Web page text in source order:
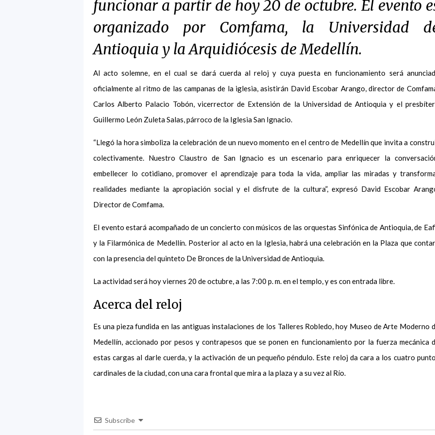
funcionar a partir de hoy 20 de octubre. El evento
organizado por Comfama, la Universidad
Antioquia y la Arquidiócesis de Medellín.
Al acto solemne, en el cual se dará cuerda al reloj y cuya puesta en funcionamiento será
oficialmente al ritmo de las campanas de la iglesia, asistirán David Escobar Arango, director de
Carlos Alberto Palacio Tobón, vicerrector de Extensión de la Universidad de Antioquia y el
Guillermo León Zuleta Salas, párroco de la Iglesia San Ignacio.
“Llegó la hora simboliza la celebración de un nuevo momento en el centro de Medellín que invita a
colectivamente. Nuestro Claustro de San Ignacio es un escenario para enriquecer la
embellecer lo cotidiano, promover el aprendizaje para toda la vida, ampliar las miradas y
realidades mediante la apropiación social y el disfrute de la cultura”, expresó David Escobar
Director de Comfama.
El evento estará acompañado de un concierto con músicos de las orquestas Sinfónica de Antioquia, de
y la Filarmónica de Medellín. Posterior al acto en la Iglesia, habrá una celebración en la Plaza que
con la presencia del quinteto De Bronces de la Universidad de Antioquia.
La actividad será hoy viernes 20 de octubre, a las 7:00 p. m. en el templo, y es con entrada libre.
Acerca del reloj
Es una pieza fundida en las antiguas instalaciones de los Talleres Robledo, hoy Museo de Arte Moderno
Medellín, accionado por pesos y contrapesos que se ponen en funcionamiento por la fuerza mecánica
estas cargas al darle cuerda, y la activación de un pequeño péndulo. Este reloj da cara a los cuatro
cardinales de la ciudad, con una cara frontal que mira a la plaza y a su vez al Río.
Subscribe